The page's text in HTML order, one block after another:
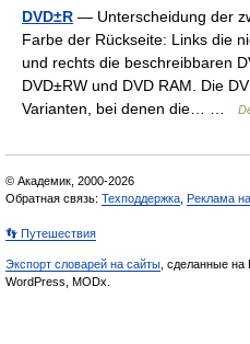
DVD±R — Unterscheidung der
Farbe der Rückseite: Links die
und rechts die beschreibbaren
DVD±RW und DVD RAM. Die
Varianten, bei denen die… …
© Академик, 2000-2026
Обратная связь: Техподдержка Реклама
👣 Путешествия
Экспорт словарей на сайты , сделанные на
WordPress, MODx.